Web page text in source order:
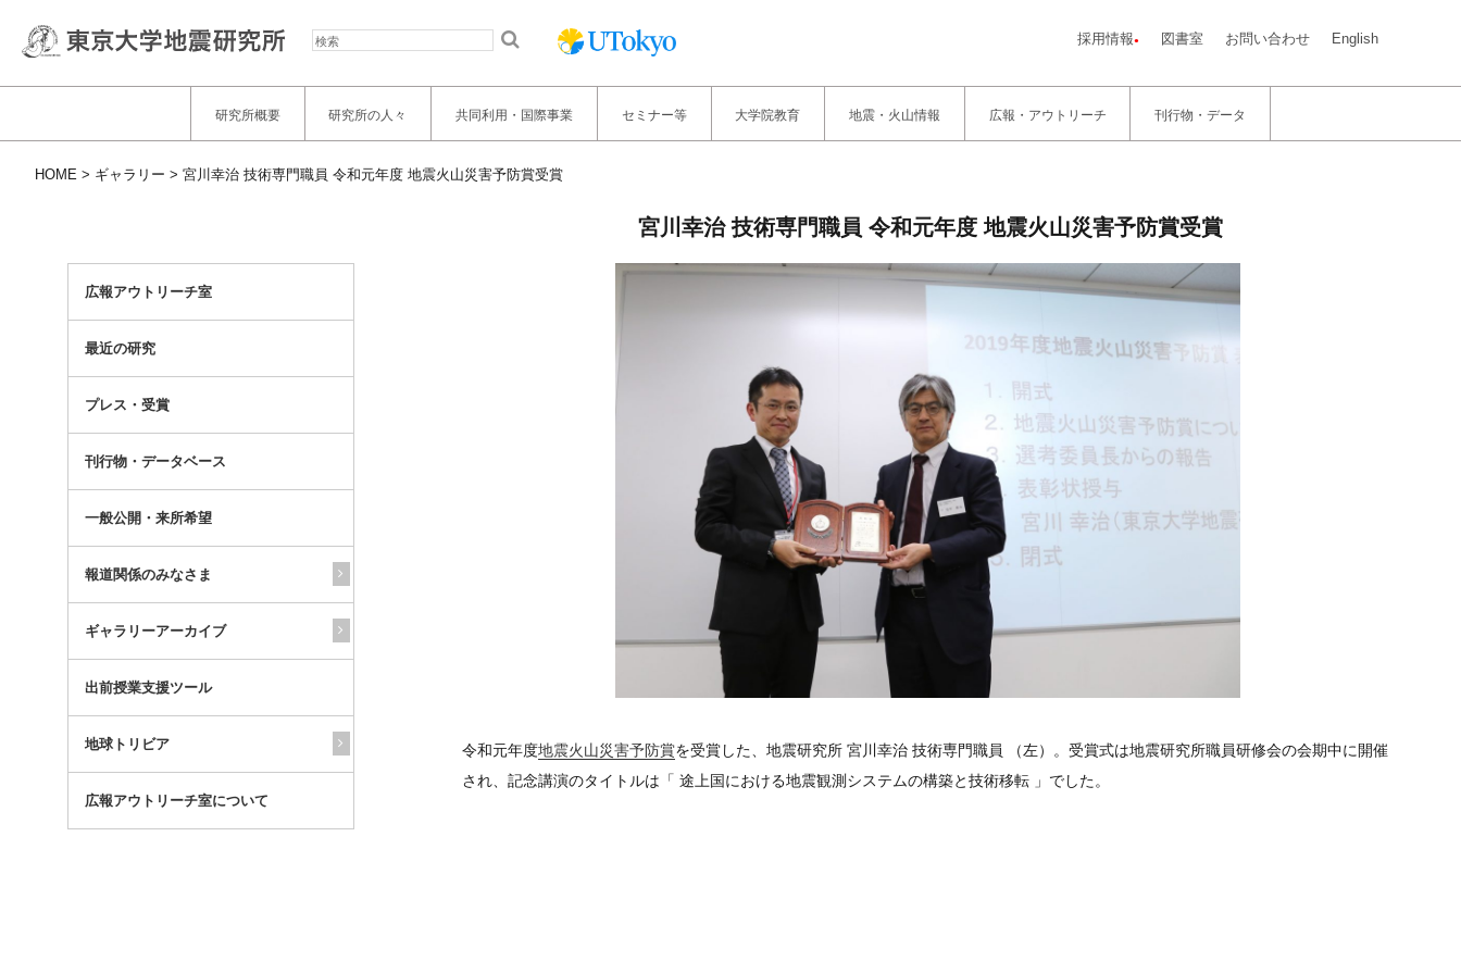
採用情報 図書室 お問い合わせ English
研究所概要 研究所の人々 共同利用・国際事業 セミナー等 大学院教育 地震・火山情報 広報・アウトリーチ 刊行物・データ
HOME ギャラリー 宮川幸治 技術専門職員 令和元年度 地震火山災害予防賞受賞
広報アウトリーチ室
最近の研究
プレス・受賞
刊行物・データベース
一般公開・来所希望
報道関係のみなさま
ギャラリーアーカイブ
出前授業支援ツール
地球トリビア
広報アウトリーチ室について
宮川幸治 技術専門職員 令和元年度 地震火山災害予防賞受賞
令和元年度地震火山災害予防賞を受賞した、地震研究所 宮川幸治 技術専門職員 （左）。受賞式は地震研究所職員研修会の会期中に開催
され、記念講演のタイトルは「 途上国における地震観測システムの構築と技術移転 」でした。